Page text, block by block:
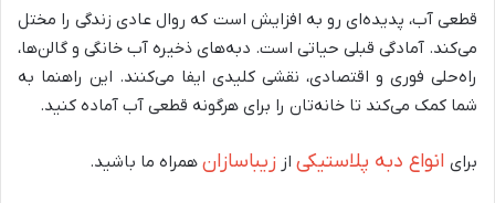
قطعی آب، پدیده‌ای رو به افزایش است که روال عادی زندگی را مختل
می‌کند. آمادگی قبلی حیاتی است. دبه‌های ذخیره آب خانگی و گالن‌ها،
راه‌حلی فوری و اقتصادی، نقشی کلیدی ایفا می‌کنند. این راهنما به
شما کمک می‌کند تا خانه‌تان را برای هرگونه قطعی آب آماده کنید.
برای انواع دبه پلاستیکی از زیباسازان همراه ما باشید.